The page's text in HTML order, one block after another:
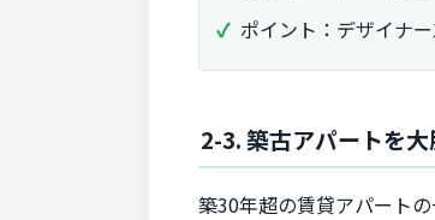
ポイント：デザイナ
2-3. 築古アパートを
築30年超の賃貸アパート